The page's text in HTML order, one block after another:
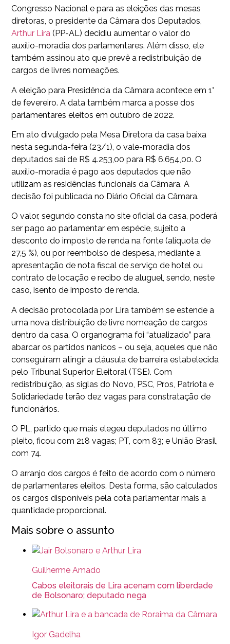
Congresso Nacional e para as eleições das mesas
diretoras, o presidente da Câmara dos Deputados,
Arthur Lira (PP-AL) decidiu aumentar o valor do
auxílio-moradia dos parlamentares. Além disso, ele
também assinou ato que prevê a redistribuição de
cargos de livres nomeações.
A eleição para Presidência da Câmara acontece em 1°
de fevereiro. A data também marca a posse dos
parlamentares eleitos em outubro de 2022.
Em ato divulgado pela Mesa Diretora da casa baixa
nesta segunda-feira (23/1), o vale-moradia dos
deputados sai de R$ 4.253,00 para R$ 6.654,00. O
auxílio-moradia é pago aos deputados que não
utilizam as residências funcionais da Câmara. A
decisão foi publicada no Diário Oficial da Câmara.
O valor, segundo consta no site oficial da casa, poderá
ser pago ao parlamentar em espécie, sujeito a
desconto do imposto de renda na fonte (alíquota de
27,5 %), ou por reembolso de despesa, mediante a
apresentação de nota fiscal de serviço de hotel ou
contrato de locação e recibo de aluguel, sendo, neste
caso, isento de imposto de renda.
A decisão protocolada por Lira também se estende a
uma nova distribuição de livre nomeação de cargos
dentro da casa. O organograma foi “atualizado” para
abarcar os partidos nanicos – ou seja, aqueles que não
conseguiram atingir a cláusula de barreira estabelecida
pelo Tribunal Superior Eleitoral (TSE). Com
redistribuição, as siglas do Novo, PSC, Pros, Patriota e
Solidariedade terão dez vagas para constratação de
funcionários.
O PL, partido que mais elegeu deputados no último
pleito, ficou com 218 vagas; PT, com 83; e União Brasil,
com 74.
O arranjo dos cargos é feito de acordo com o número
de parlamentares eleitos. Desta forma, são calculados
os cargos disponíveis pela cota parlamentar mais a
quantidade proporcional.
Mais sobre o assunto
Guilherme Amado
Cabos eleitorais de Lira acenam com liberdade
de Bolsonaro; deputado nega
Igor Gadelha